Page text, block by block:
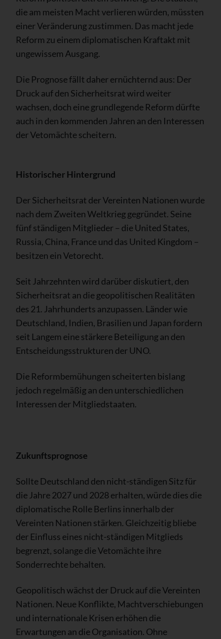
die am meisten Macht verlieren würden, müssten
einer Veränderung zustimmen. Das macht jede
Reform zu einem diplomatischen Kraftakt mit
ungewissem Ausgang.
Die Prognose fällt daher ernüchternd aus: Der
Druck auf den Sicherheitsrat wird weiter
wachsen, doch eine grundlegende Reform dürfte
auch in den kommenden Jahren an den Interessen
der Vetomächte scheitern.
Historischer Hintergrund
Der Sicherheitsrat der Vereinten Nationen wurde
nach dem Zweiten Weltkrieg gegründet. Seine
fünf ständigen Mitglieder – die United States,
Russia, China, France und das United Kingdom –
besitzen ein Vetorecht.
Seit Jahrzehnten wird darüber diskutiert, den
Sicherheitsrat an die geopolitischen Realitäten
des 21. Jahrhunderts anzupassen. Länder wie
Deutschland, Indien, Brasilien und Japan fordern
seit Langem eine stärkere Beteiligung an den
Entscheidungsstrukturen der UNO.
Die Reformbemühungen scheiterten bislang
jedoch regelmäßig an den unterschiedlichen
Interessen der Mitgliedstaaten.
Zukunftsprognose
Sollte Deutschland den nicht-ständigen Sitz für
die Jahre 2027 und 2028 erhalten, würde dies die
diplomatische Rolle Berlins innerhalb der
Vereinten Nationen stärken. Gleichzeitig bliebe
der Einfluss eines nicht-ständigen Mitglieds
begrenzt, solange die Vetomächte ihre
Sonderrechte behalten.
Geopolitisch wächst der Druck auf die Vereinten
Nationen. Neue Konflikte, Machtverschiebungen
und internationale Krisen erhöhen die
Erwartungen an die Organisation. Ohne